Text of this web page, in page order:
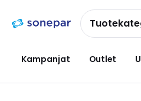
navigointiinsisältöön
Kampanjat Outlet